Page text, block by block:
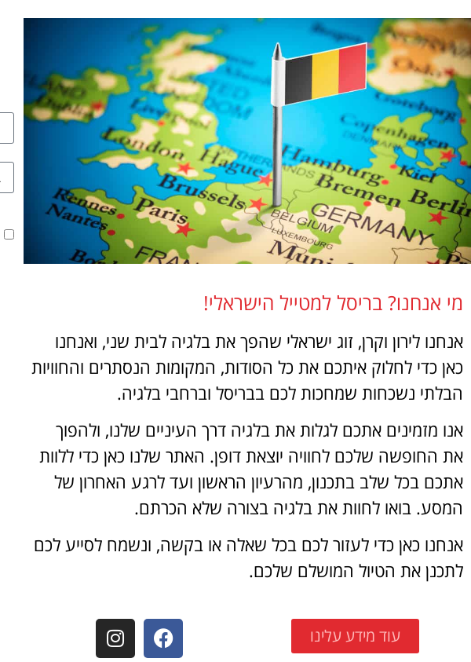
מי אנחנו? בריסל למטייל הישראלי!
אנחנו לירון וקרן, זוג ישראלי שהפך את בלגיה לבית שני, ואנחנו
כאן כדי לחלוק איתכם את כל הסודות, המקומות הנסתרים והחוויות
הבלתי נשכחות שמחכות לכם בבריסל וברחבי בלגיה.
אנו מזמינים אתכם לגלות את בלגיה דרך העיניים שלנו, ולהפוך
את החופשה שלכם לחוויה יוצאת דופן. האתר שלנו כאן כדי ללוות
אתכם בכל שלב בתכנון, מהרעיון הראשון ועד לרגע האחרון של
המסע. בואו לחוות את בלגיה בצורה שלא הכרתם.
אנחנו כאן כדי לעזור לכם בכל שאלה או בקשה, ונשמח לסייע לכם
לתכנן את הטיול המושלם שלכם.
עוד מידע עלינו